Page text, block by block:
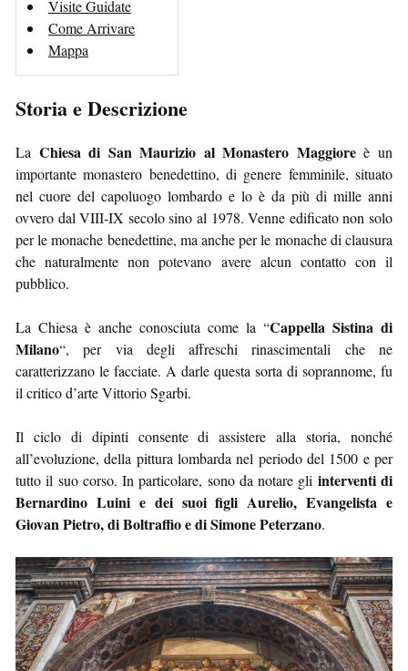
Visite Guidate
Come Arrivare
Mappa
Storia e Descrizione
La Chiesa di San Maurizio al Monastero Maggioreè un
importante monastero benedettino, di genere femminile, situato
nel cuore del capoluogo lombardo e lo è da più di mille anni
ovvero dal VIII-IX secolo sino al 1978. Venne edificato non solo
per le monache benedettine, ma anche per le monache di clausura
che naturalmente non potevano avere alcun contatto con il
pubblico.
La Chiesa è anche conosciuta come la “Cappella Sistina di
Milano“, per via degli affreschi rinascimentali che ne
caratterizzano le facciate. A darle questa sorta di soprannome, fu
il critico d’arte Vittorio Sgarbi.
Il ciclo di dipinti consente di assistere alla storia, nonché
all’evoluzione, della pittura lombarda nel periodo del 1500 e per
tutto il suo corso. In particolare, sono da notare gli interventi di
Bernardino Luini e dei suoi figli Aurelio, Evangelista e
Giovan Pietro, di Boltraffio e di Simone Peterzano.